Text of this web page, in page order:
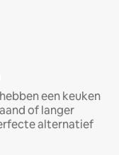
een keuken
of langer
alternatief